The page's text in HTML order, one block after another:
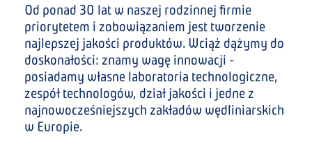
Od ponad 30 lat w naszej rodzinnej firmie
priorytetem i zobowiązaniem jest tworzenie
najlepszej jakości produktów. Wciąż dążymy do
doskonałości: znamy wagę innowacji -
posiadamy własne laboratoria technologiczne,
zespół technologów, dział jakości i jedne z
najnowocześniejszych zakładów wędliniarskich
w Europie.